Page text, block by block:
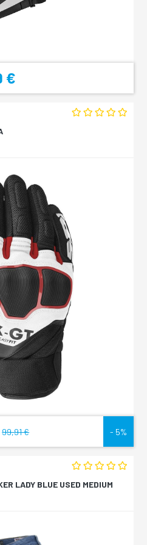
€
99,91 € - 5%
LADY BLUE USED MEDIUM